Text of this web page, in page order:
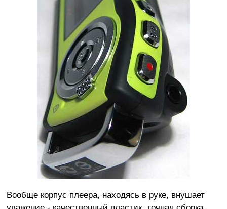
Вообще корпус плеера, находясь в руке, внушает